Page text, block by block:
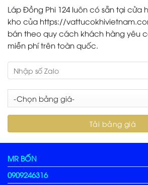
Láp Đồng Phi 124 luôn có sẵn tại cửa
kho của https://
bán theo quy cách khách hàng yêu
miễn phí trên toàn quốc.
MR BỐN
0909246316